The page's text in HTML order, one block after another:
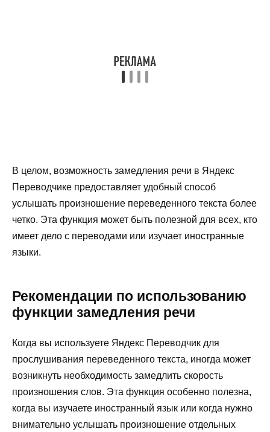
В целом, возможность замедления речи в Яндекс
Переводчике предоставляет удобный способ
услышать произношение переведенного текста более
четко. Эта функция может быть полезной для всех, кто
имеет дело с переводами или изучает иностранные
языки.
Рекомендации по использованию
функции замедления речи
Когда вы используете Яндекс Переводчик для
прослушивания переведенного текста, иногда может
возникнуть необходимость замедлить скорость
произношения слов. Эта функция особенно полезна,
когда вы изучаете иностранный язык или когда нужно
внимательно услышать произношение отдельных